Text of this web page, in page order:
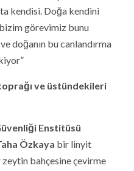
kendisi. Doğa kendini
görevimiz bunu
doğanın bu canlandırma
ve üstündekileri
Enstitüsü
Özkaya bir linyit
zeytin bahçesine çevirme